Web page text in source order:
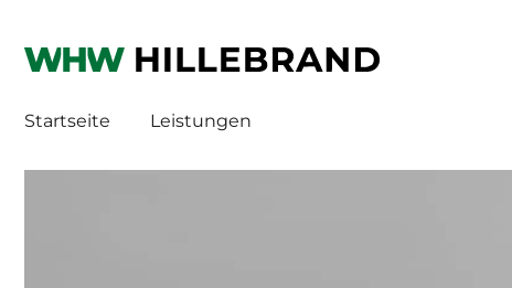
Startseite Leistungen